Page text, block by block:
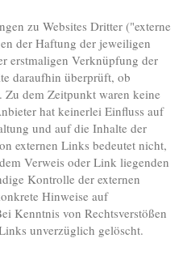
zu Websites Dritter ("externe
der Haftung der jeweiligen
erstmaligen Verknüpfung der
daraufhin überprüft, ob
Zu dem Zeitpunkt waren keine
hat keinerlei Einfluss auf
und auf die Inhalte der
externen Links bedeutet nicht,
Verweis oder Link liegenden
Kontrolle der externen
Hinweise auf
Kenntnis von Rechtsverstößen
unverzüglich gelöscht.